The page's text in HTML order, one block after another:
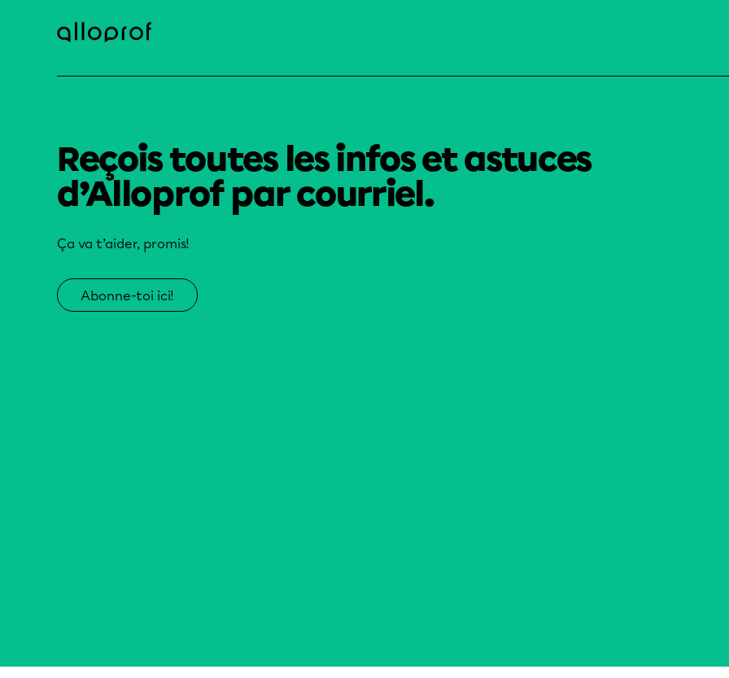
Reçois toutes les infos et astuces
d’Alloprof par courriel.
Ça va t’aider, promis!
Abonne-toi ici!